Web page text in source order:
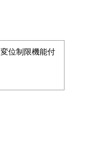
変位制限機能付